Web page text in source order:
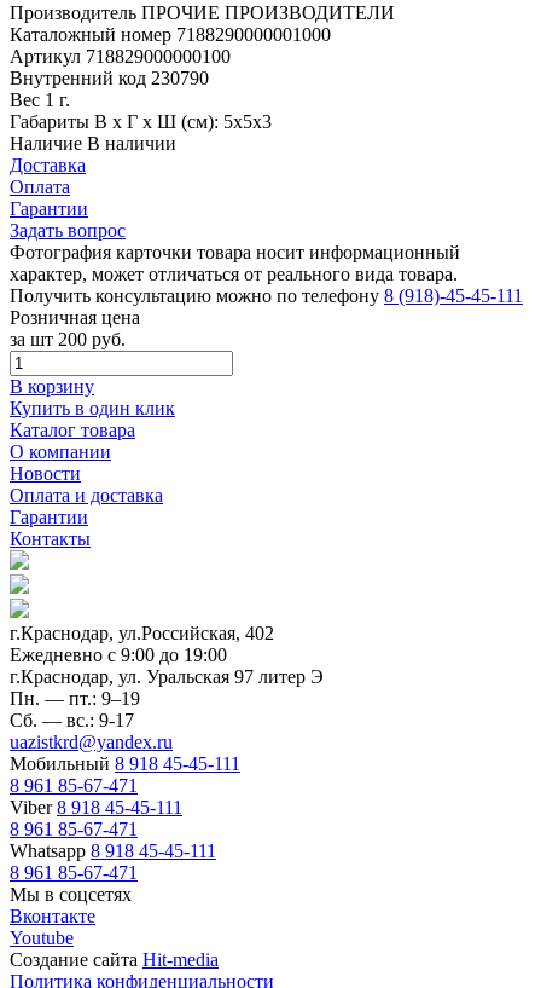
Производитель ПРОЧИЕ ПРОИЗВОДИТЕЛИ
Каталожный номер 7188290000001000
Артикул 718829000000100
Внутренний код 230790
Вес 1 г.
Габариты В х Г х Ш (см): 5х5х3
Наличие В наличии
Доставка
Оплата
Гарантии
Задать вопрос
Фотография карточки товара носит информационный
характер, может отличаться от реального вида товара.
Получить консультацию можно по телефону 8 (918)-45-45-111
Розничная цена
за шт 200 руб.
В корзину
Купить в один клик
Каталог товара
О компании
Новости
Оплата и доставка
Гарантии
Контакты
г.Краснодар, ул.Российская, 402
Ежедневно c 9:00 до 19:00
г.Краснодар, ул. Уральская 97 литер Э
Пн. — пт.: 9–19
Сб. — вс.: 9-17
uazistkrd@yandex.ru
Мобильный 8 918 45-45-111
8 961 85-67-471
Viber8 918 45-45-111
8 961 85-67-471
Whatsapp 8 918 45-45-111
8 961 85-67-471
Мы в соцсетях
Вконтакте
Youtube
Создание сайта Hit-media
Политика конфиденциальности